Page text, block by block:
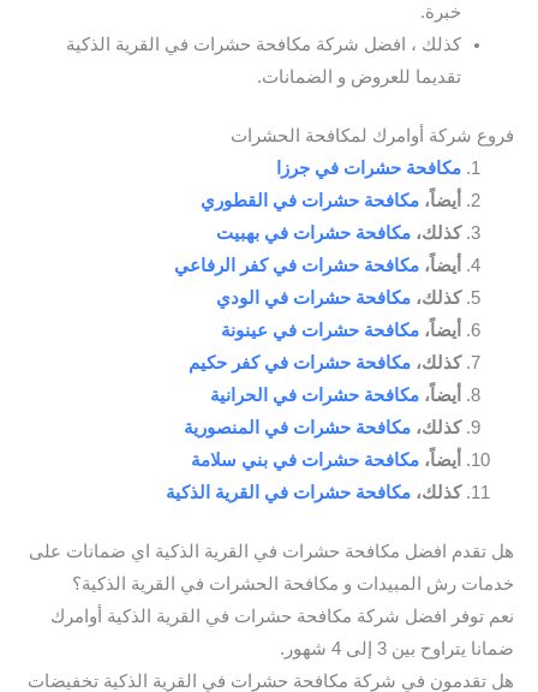
خبرة.
كذلك ، افضل شركة مكافحة حشرات في القرية الذكية
تقديما للعروض و الضمانات.
فروع شركة أوامرك لمكافحة الحشرات
مكافحة حشرات في جرزا
أيضاً، مكافحة حشرات في القطوري
كذلك، مكافحة حشرات في بهبيت
أيضاً، مكافحة حشرات في كفر الرفاعي
كذلك، مكافحة حشرات في الودي
أيضاً، مكافحة حشرات في عينونة
كذلك، مكافحة حشرات في كفر حكيم
أيضاً، مكافحة حشرات في الحرانية
كذلك، مكافحة حشرات في المنصورية
أيضاً، مكافحة حشرات في بني سلامة
كذلك، مكافحة حشرات في القرية الذكية
هل تقدم افضل مكافحة حشرات في القرية الذكية اي ضمانات على
خدمات رش المبيدات و مكافحة الحشرات في القرية الذكية؟
نعم توفر افضل شركة مكافحة حشرات في القرية الذكية أوامرك
ضمانا يتراوح بين 3 إلى 4 شهور.
هل تقدمون في شركة مكافحة حشرات في القرية الذكية تخفيضات